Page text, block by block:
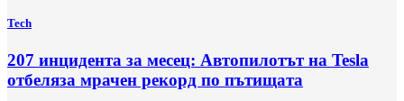
Tech
207 инцидента за месец: Автопилотът на Tesla
отбеляза мрачен рекорд по пътищата